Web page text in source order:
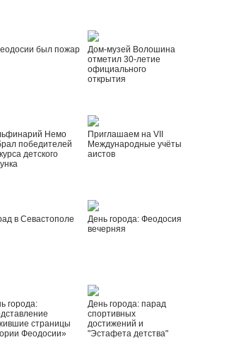
был пожар
Дом-музей Волошина
отметил 30-летие
официального
открытия
Немо
победителей
детского
Приглашаем на VII
Международные учёты
аистов
в Севастополе
День города: Феодосия
вечерняя
города:
страницы
Феодосии»
День города: парад
спортивных
достижений и
"Эстафета детства"